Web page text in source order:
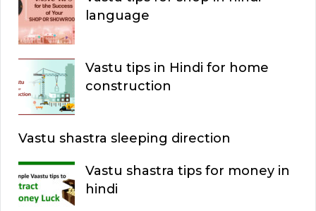
language
Vastu tips in Hindi for home
construction
Vastu shastra sleeping direction
Vastu shastra tips for money in
hindi